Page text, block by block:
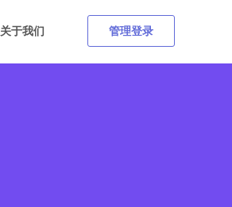
关于我们 管理登录